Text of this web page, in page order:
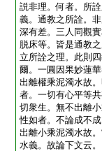
説非理。何者。所
義。通教之所詮。
深有差。三人同觀
脱床等。皆是通教
立所詮之理。此則
爾。一圓因果妙蓮
出離權乘泥濁水故
者。一切有心平等
切衆生。無不出離
性如者。不論成不
出離小乘泥濁水故
水義。故論下文云